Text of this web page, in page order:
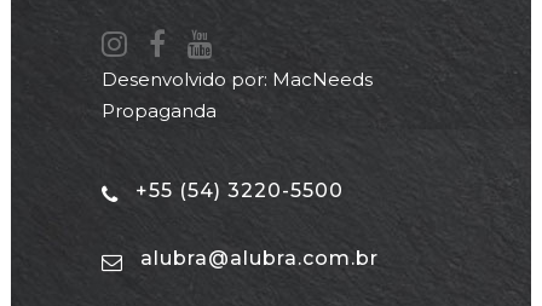
Desenvolvido por: MacNeeds
Propaganda
+55 (54) 3220-5500
alubra@alubra.com.br